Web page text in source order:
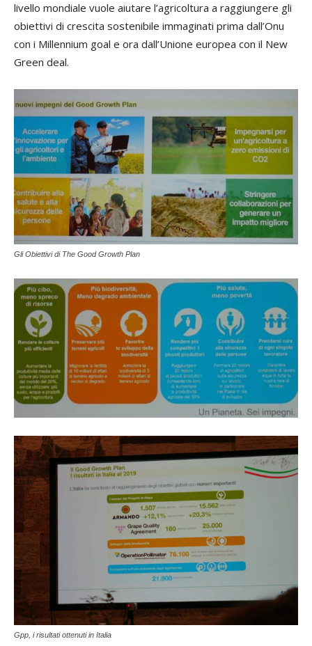
livello mondiale vuole aiutare l’agricoltura a raggiungere gli
obiettivi di crescita sostenibile immaginati prima dall’Onu
con i Millennium goal e ora dall’Unione europea con il New
Green deal.
Gli Obiettivi di The Good Growth Plan
Gpp, i risultati ottenuti in Italia